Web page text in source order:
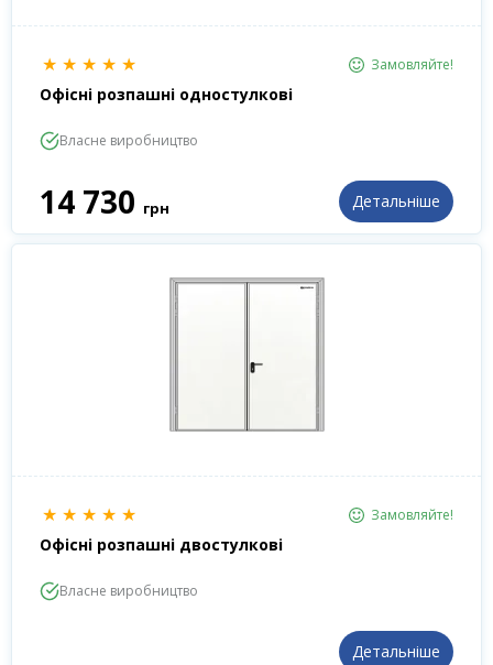
★ ★ ★ ★ ★ Замовляйте!
Офісні розпашні одностулкові
Власне виробництво
14 730 грн Детальніше
★ ★ ★ ★ ★ Замовляйте!
Офісні розпашні двостулкові
Власне виробництво
Детальніше